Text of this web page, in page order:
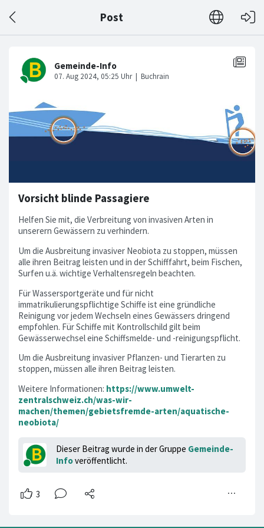
Post
Vorsicht blinde Passagiere
Helfen Sie mit, die Verbreitung von invasiven Arten in
unserern Gewässern zu verhindern.
Um die Ausbreitung invasiver Neobiota zu stoppen, müssen
alle ihren Beitrag leisten und in der Schifffahrt, beim Fischen,
Surfen u.ä. wichtige Verhaltensregeln beachten.
Für Wassersportgeräte und für nicht
immatrikulierungspflichtige Schiffe ist eine gründliche
Reinigung vor jedem Wechseln eines Gewässers dringend
empfohlen. Für Schiffe mit Kontrollschild gilt beim
Gewässerwechsel eine Schiffsmelde- und -reinigungspflicht.
Um die Ausbreitung invasiver Pflanzen- und Tierarten zu
stoppen, müssen alle ihren Beitrag leisten.
Weitere Informationen: https://www.umwelt-
zentralschweiz.ch/was-wir-
machen/themen/gebietsfremde-arten/aquatische-
neobiota/
Dieser Beitrag wurde in der Gruppe Gemeinde-
Infoveröffentlicht.